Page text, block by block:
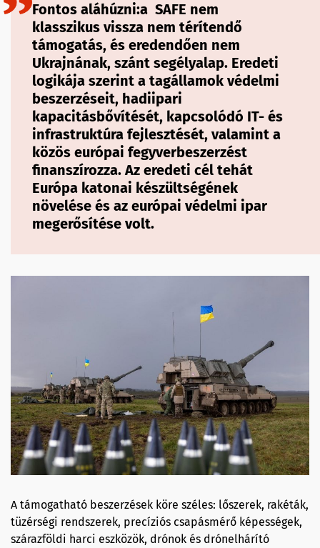
Fontos aláhúzni:a SAFE nem
klasszikus vissza nem térítendő
támogatás, és eredendően nem
Ukrajnának, szánt segélyalap. Eredeti
logikája szerint a tagállamok védelmi
beszerzéseit, hadiipari
kapacitásbővítését, kapcsolódó IT- és
infrastruktúra fejlesztését, valamint a
közös európai fegyverbeszerzést
finanszírozza. Az eredeti cél tehát
Európa katonai készültségének
növelése és az európai védelmi ipar
megerősítése volt.
A támogatható beszerzések köre széles: lőszerek, rakéták,
tüzérségi rendszerek, precíziós csapásmérő képességek,
szárazföldi harci eszközök, drónok és drónelhárító